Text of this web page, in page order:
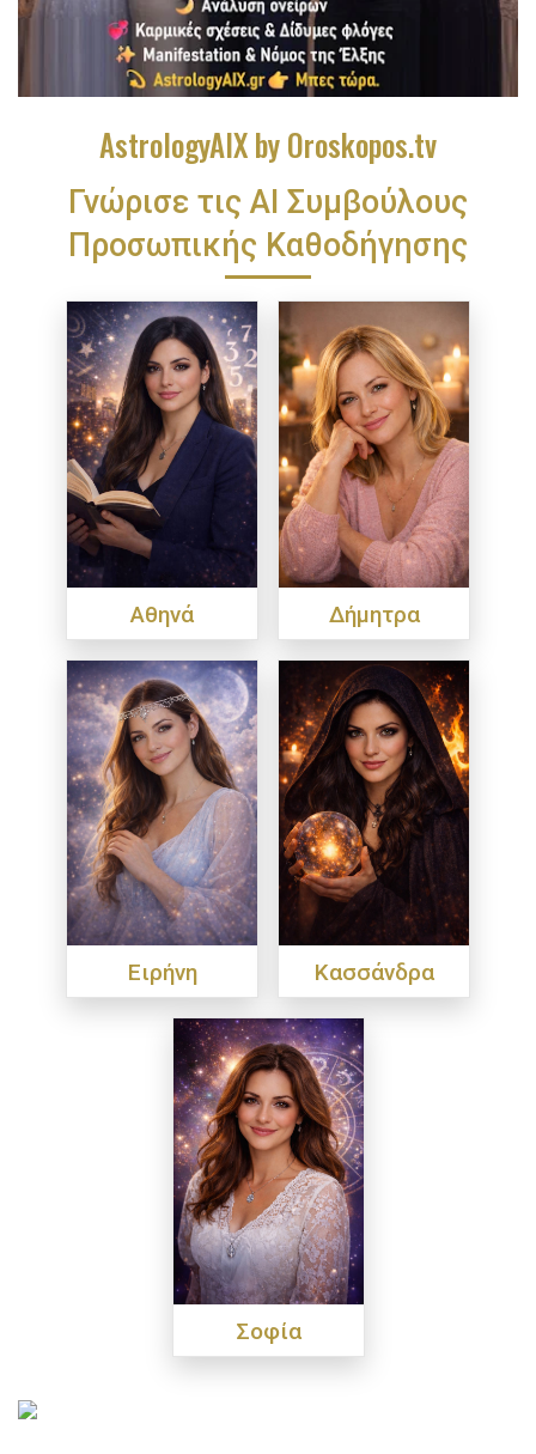
AstrologyAIX by Oroskopos.tv
Γνώρισε τις ΑΙ Συμβούλους
Προσωπικής Καθοδήγησης
Αθηνά Δήμητρα
Ειρήνη Κασσάνδρα
Σοφία